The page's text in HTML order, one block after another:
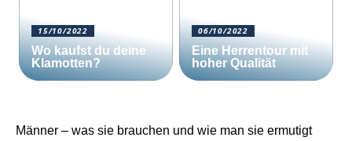
15/10/2022
Wo kaufst du deine
Klamotten?
06/10/2022
Eine Herrentour mit
hoher Qualität
Männer – was sie brauchen und wie man sie ermutigt